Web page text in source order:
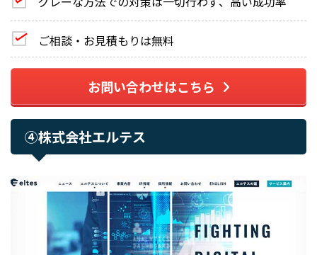
ご相談・お見積もりは無料
お問い合わせはこちら
④株式会社エルテス